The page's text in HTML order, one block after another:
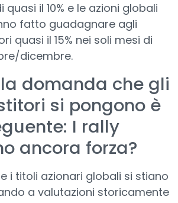
quasi il 10% e le azioni globali
fatto guadagnare agli
quasi il 15% nei soli mesi di
dicembre.
domanda che gli
si pongono è
I rally
ancora forza?
i titoli azionari globali si stiano
a valutazioni storicamente